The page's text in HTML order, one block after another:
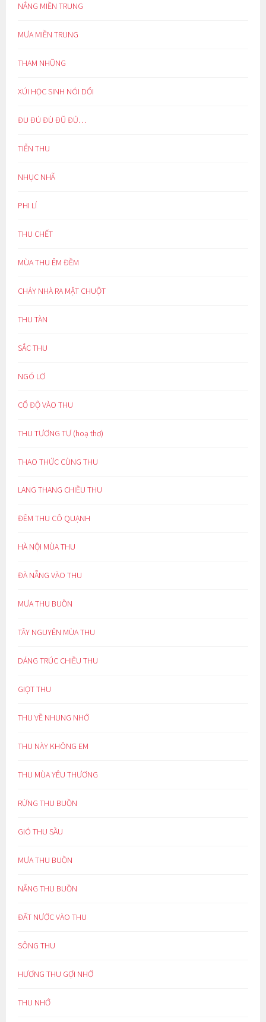
NẮNG MIỀN TRUNG
MƯA MIỀN TRUNG
THAM NHŨNG
XÚI HỌC SINH NÓI DỐI
ĐU ĐÚ ĐÙ ĐŨ ĐỦ…
TIỄN THU
NHỤC NHÃ
PHI LÍ
THU CHẾT
MÙA THU ÊM ĐỀM
CHÁY NHÀ RA MẶT CHUỘT
THU TÀN
SẮC THU
NGÓ LƠ
CỔ ĐỘ VÀO THU
THU TƯƠNG TƯ (hoạ thơ)
THAO THỨC CÙNG THU
LANG THANG CHIỀU THU
ĐÊM THU CÔ QUẠNH
HÀ NỘI MÙA THU
ĐÀ NẴNG VÀO THU
MƯA THU BUỒN
TÂY NGUYÊN MÙA THU
DÁNG TRÚC CHIỀU THU
GIỌT THU
THU VỀ NHUNG NHỚ
THU NÀY KHÔNG EM
THU MÙA YÊU THƯƠNG
RỪNG THU BUỒN
GIÓ THU SẦU
MƯA THU BUỒN
NẮNG THU BUỒN
ĐẤT NƯỚC VÀO THU
SÔNG THU
HƯƠNG THU GỢI NHỚ
THU NHỚ